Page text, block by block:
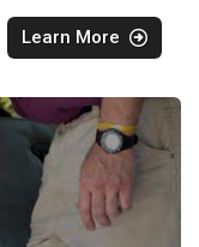
Learn More